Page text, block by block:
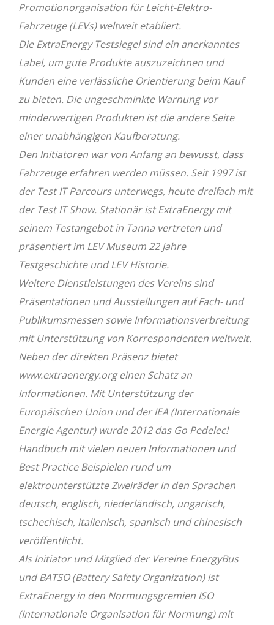
Promotionorganisation für Leicht-Elektro-
Fahrzeuge (LEVs) weltweit etabliert.
Die ExtraEnergy Testsiegel sind ein anerkanntes
Label, um gute Produkte auszuzeichnen und
Kunden eine verlässliche Orientierung beim Kauf
zu bieten. Die ungeschminkte Warnung vor
minderwertigen Produkten ist die andere Seite
einer unabhängigen Kaufberatung.
Den Initiatoren war von Anfang an bewusst, dass
Fahrzeuge erfahren werden müssen. Seit 1997 ist
der Test IT Parcours unterwegs, heute dreifach mit
der Test IT Show. Stationär ist ExtraEnergy mit
seinem Testangebot in Tanna vertreten und
präsentiert im LEV Museum 22 Jahre
Testgeschichte und LEV Historie.
Weitere Dienstleistungen des Vereins sind
Präsentationen und Ausstellungen auf Fach- und
Publikumsmessen sowie Informationsverbreitung
mit Unterstützung von Korrespondenten weltweit.
Neben der direkten Präsenz bietet
www.extraenergy.org einen Schatz an
Informationen. Mit Unterstützung der
Europäischen Union und der IEA (Internationale
Energie Agentur) wurde 2012 das Go Pedelec!
Handbuch mit vielen neuen Informationen und
Best Practice Beispielen rund um
elektrounterstützte Zweiräder in den Sprachen
deutsch, englisch, niederländisch, ungarisch,
tschechisch, italienisch, spanisch und chinesisch
veröffentlicht.
Als Initiator und Mitglied der Vereine EnergyBus
und BATSO (Battery Safety Organization) ist
ExtraEnergy in den Normungsgremien ISO
(Internationale Organisation für Normung) mit